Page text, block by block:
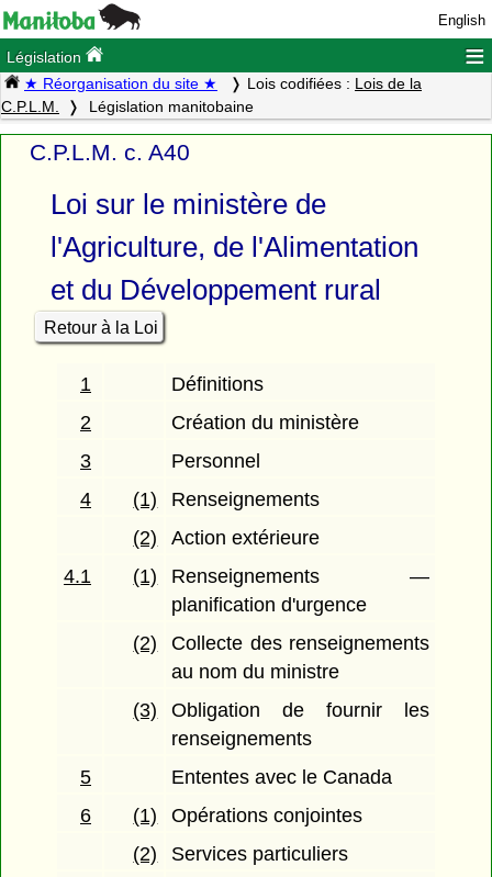
English
Législation ≡
★ Réorganisation du site ★ Lois codifiées : Lois de la
C.P.L.M.
Législation manitobaine
C.P.L.M. c. A40
Loi sur le ministère de
l'Agriculture, de l'Alimentation
et du Développement rural
Retour à la Loi
1
Définitions
2
Création du ministère
3
Personnel
4
(1)
Renseignements
(2)
Action extérieure
4.1
(1)
Renseignements —
planification d'urgence
(2)
Collecte des renseignements
au nom du ministre
(3)
Obligation de fournir les
renseignements
5
Ententes avec le Canada
6
(1)
Opérations conjointes
(2)
Services particuliers